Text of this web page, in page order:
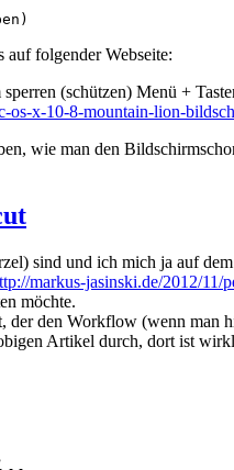
auf folgender Webseite:
(schützen) Menü +
x-10-8-mountain-lion-
wie man den
sind und ich mich ja auf
markus-jasinski.de/2012/11/
möchte.
den Workflow (wenn man
Artikel durch, dort ist